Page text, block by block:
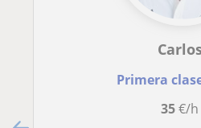
Primera
35€/h